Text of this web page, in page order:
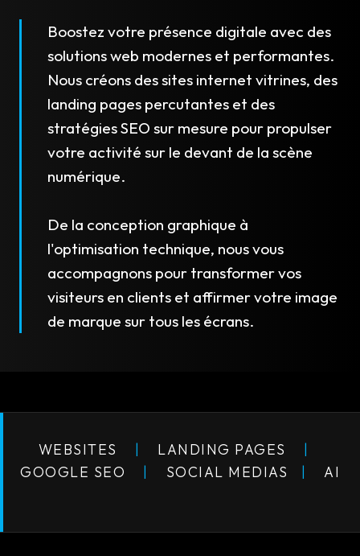
Boostez votre présence digitale avec des
solutions web modernes et performantes.
Nous créons des sites internet vitrines, des
landing pages percutantes et des
stratégies SEO sur mesure pour propulser
votre activité sur le devant de la scène
numérique.
De la conception graphique à
l'optimisation technique, nous vous
accompagnons pour transformer vos
visiteurs en clients et affirmer votre image
de marque sur tous les écrans.
WEBSITES | LANDING PAGES |
GOOGLE SEO | SOCIAL MEDIAS | AI